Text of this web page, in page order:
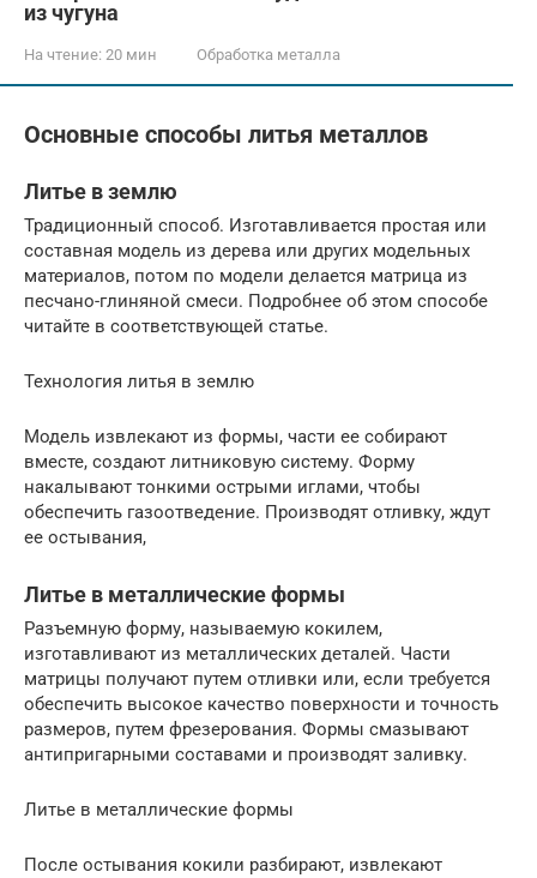
из чугуна
На чтение: 20 мин Обработка металла
Основные способы литья металлов
Литье в землю
Традиционный способ. Изготавливается простая или
составная модель из дерева или других модельных
материалов, потом по модели делается матрица из
песчано-глиняной смеси. Подробнее об этом способе
читайте в соответствующей статье.
Технология литья в землю
Модель извлекают из формы, части ее собирают
вместе, создают литниковую систему. Форму
накалывают тонкими острыми иглами, чтобы
обеспечить газоотведение. Производят отливку, ждут
ее остывания,
Литье в металлические формы
Разъемную форму, называемую кокилем,
изготавливают из металлических деталей. Части
матрицы получают путем отливки или, если требуется
обеспечить высокое качество поверхности и точность
размеров, путем фрезерования. Формы смазывают
антипригарными составами и производят заливку.
Литье в металлические формы
После остывания кокили разбирают, извлекают